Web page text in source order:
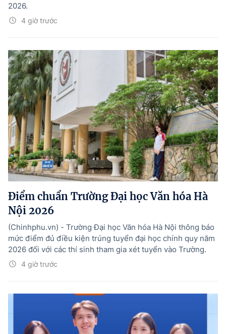
4 giờ trước
2026.
Điểm chuẩn Trường Đại học Văn hóa Hà
Nội 2026
4 giờ trước
(Chinhphu.vn) - Trường Đại học Văn hóa Hà Nội thông báo
mức điểm đủ điều kiện trúng tuyển đại học chính quy năm
2026 đối với các thí sinh tham gia xét tuyển vào Trường.